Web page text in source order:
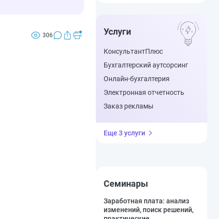
306 Услуги
КонсультантПлюс
Бухгалтерский аутсорсинг
Онлайн-бухгалтерия
Электронная отчетность
Заказ рекламы
Еще 3 услуги
Семинары
Заработная плата: анализ
изменений, поиск решений,